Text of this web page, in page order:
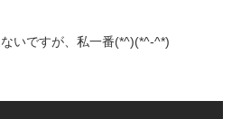
いですが、私一番(*^)(*^-^*)ゞ